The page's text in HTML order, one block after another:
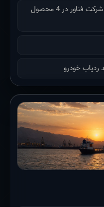
تایید شرکت به عنوان یک شرکت فناور در 4 محصول
ردیاب خودرو